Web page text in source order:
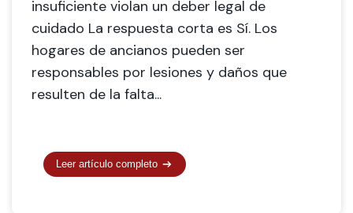
insuficiente violan un deber legal de
cuidado La respuesta corta es Sí. Los
hogares de ancianos pueden ser
responsables por lesiones y daños que
resulten de la falta...
Leer artículo completo